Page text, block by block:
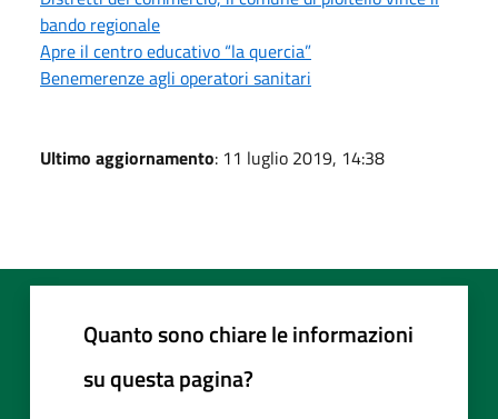
bando regionale
Apre il centro educativo “la quercia”
Benemerenze agli operatori sanitari
Ultimo aggiornamento: 11 luglio 2019, 14:38
Quanto sono chiare le informazioni
su questa pagina?